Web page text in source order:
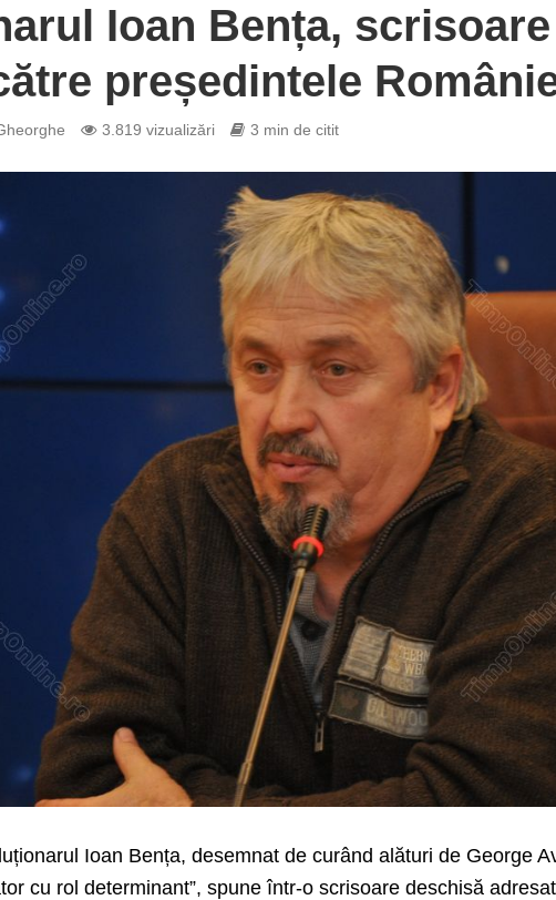
Ioan Bența, scrisoare
președintele
3.819 vizualizări 3 min de citit
Ioan Bența, desemnat de curând alături de George
cu rol determinant”, spune într-o scrisoare deschisă